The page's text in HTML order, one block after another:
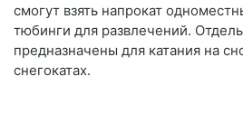
смогут взять напрокат
тюбинги для развлечений.
предназначены для катания на
снегокатах.